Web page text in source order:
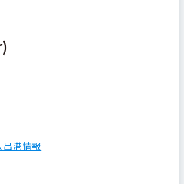
出港情報